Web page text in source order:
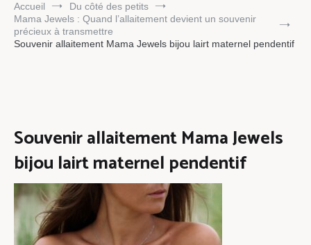
Accueil
Du côté des petits
Mama Jewels : Quand l’allaitement devient un souvenir
précieux à transmettre
Souvenir allaitement Mama Jewels bijou lairt maternel pendentif
Souvenir allaitement Mama Jewels
bijou lairt maternel pendentif